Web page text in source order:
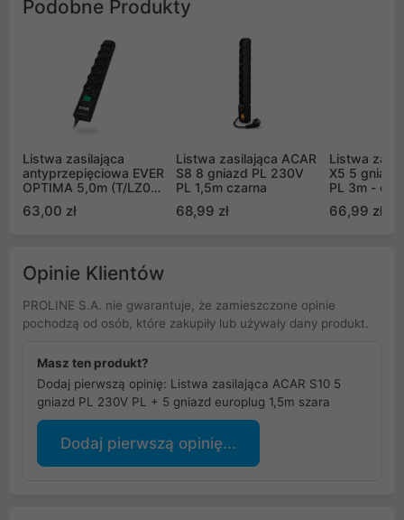
Podobne Produkty
Listwa zasilająca
antyprzepięciowa EVER
OPTIMA 5,0m (T/LZ08-
63,00 zł
Listwa zasilająca ACAR
S8 8 gniazd PL 230V
PL 1,5m czarna
68,99 zł
Listwa
X5 5
PL 3m -
66,99 zł
Opinie Klientów
PROLINE S.A. nie gwarantuje, że zamieszczone opinie
pochodzą od osób, które zakupiły lub używały dany produkt.
Masz ten produkt?
Dodaj pierwszą opinię: Listwa zasilająca ACAR S10 5
gniazd PL 230V PL + 5 gniazd europlug 1,5m szara
Dodaj pierwszą opinię...